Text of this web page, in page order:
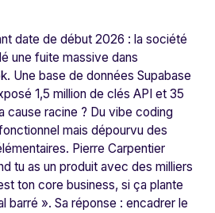
date de début 2026 : la société
une fuite massive dans
Une base de données Supabase
1,5 million de clés API et 35
cause racine ? Du vibe coding
mais dépourvu des
Pierre Carpentier
tu as un produit avec des milliers
ton core business, si ça plante
barré ». Sa réponse : encadrer le